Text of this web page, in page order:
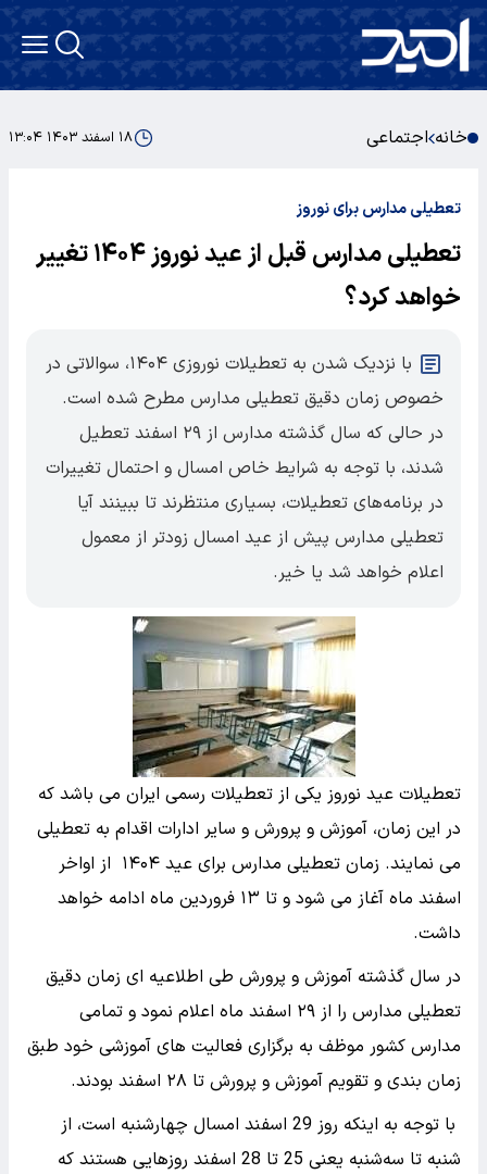
خانه اجتماعی ۱۸ اسفند ۱۴۰۳ ۱۳:۰۴
تعطیلی مدارس برای نوروز
تعطیلی مدارس قبل از عید نوروز ۱۴۰۴ تغییر
خواهد کرد؟
با نزدیک شدن به تعطیلات نوروزی ۱۴۰۴، سوالاتی در
خصوص زمان دقیق تعطیلی مدارس مطرح شده است.
در حالی که سال گذشته مدارس از ۲۹ اسفند تعطیل
شدند، با توجه به شرایط خاص امسال و احتمال تغییرات
در برنامه‌های تعطیلات، بسیاری منتظرند تا ببینند آیا
تعطیلی مدارس پیش از عید امسال زودتر از معمول
اعلام خواهد شد یا خیر.
تعطیلات عید نوروز یکی از تعطیلات رسمی ایران می باشد که
در این زمان، آموزش و پرورش و سایر ادارات اقدام به تعطیلی
می نمایند. زمان تعطیلی مدارس برای عید ۱۴۰۴ ​ از اواخر
اسفند ماه آغاز می شود و تا ۱۳ فروردین ماه ادامه خواهد
داشت.
در سال گذشته آموزش و پرورش طی اطلاعیه ای زمان دقیق
تعطیلی مدارس را از ۲۹ اسفند ماه اعلام نمود و تمامی
مدارس کشور موظف به برگزاری فعالیت های آموزشی خود طبق
زمان بندی و تقویم آموزش و پرورش تا ۲۸ اسفند بودند.
با توجه به اینکه روز 29 اسفند امسال چهارشنبه است، از
شنبه تا سه‌شنبه یعنی 25 تا 28 اسفند روزهایی هستند که